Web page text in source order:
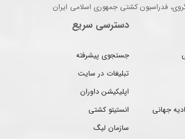
فدراسیون کشتی جمهوری اسلامی ایران
جهانی
دسترسی سریع
جستجوی پیشرفته
تبلیغات در سایت
اپلیکیشن داوران
انستیتو کشتی
سازمان لیگ